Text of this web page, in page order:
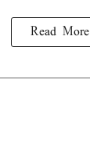
Read More